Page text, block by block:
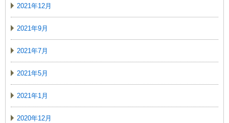
2021年12月
2021年9月
2021年7月
2021年5月
2021年1月
2020年12月